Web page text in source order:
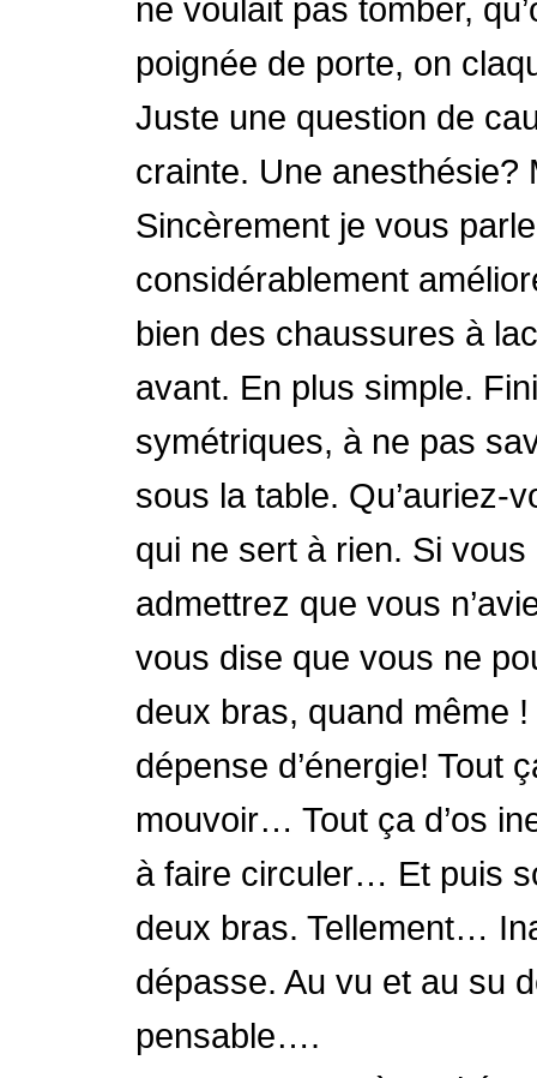
ne voulait pas tomber,
poignée de porte, on
Juste une question de
crainte. Une anesthésie?
Sincèrement je vous
considérablement
bien des chaussures à
avant. En plus simple.
symétriques, à ne pas
sous la table. Qu’auriez-
qui ne sert à rien. Si
admettrez que vous
vous dise que vous ne
deux bras, quand même
dépense d’énergie! Tout
mouvoir… Tout ça d’os
à faire circuler… Et puis
deux bras. Tellement…
dépasse. Au vu et au su
pensable….